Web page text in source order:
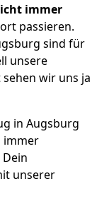
immer
passieren.
sind für
unsere
wir uns ja
in Augsburg
immer
Dein
unserer